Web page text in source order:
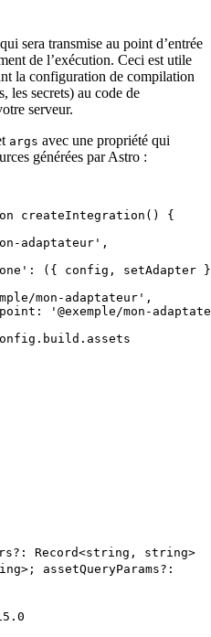
sera transmise au point d’entrée
de l’exécution. Ceci est utile
la configuration de compilation
les secrets) au code de
serveur.
args avec une propriété qui
générées par Astro :
createIntegration ()
{
adaptateur ' ,
' : ( { config , setAdapter }
mon-adaptateur ' ,
' @exemple/mon-
. build . assets
Record<string, string>
assetQueryParams?: